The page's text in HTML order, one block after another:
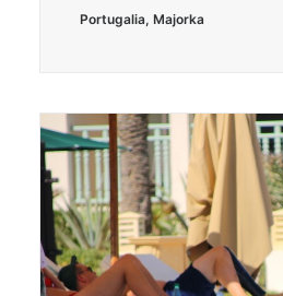
Portugalia, Majorka